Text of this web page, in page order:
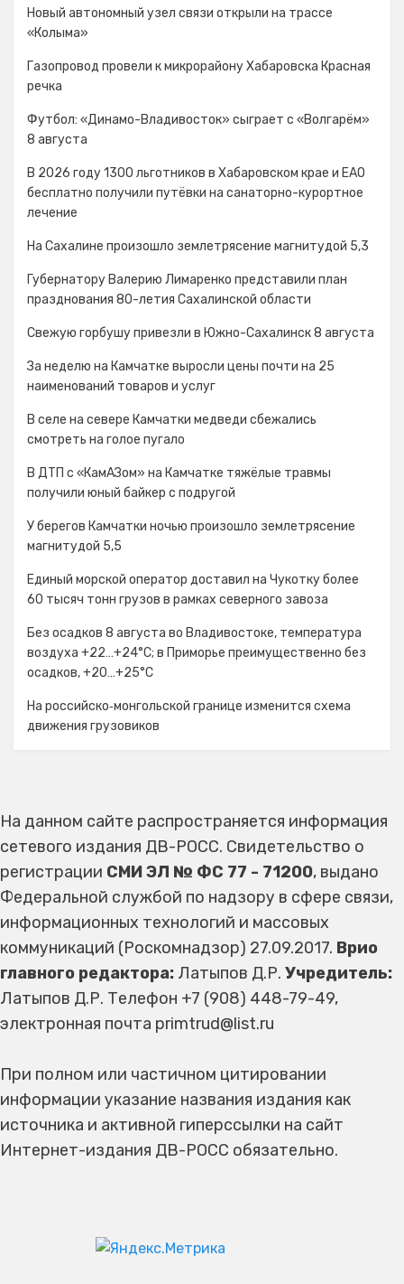
Новый автономный узел связи открыли на трассе
«Колыма»
Газопровод провели к микрорайону Хабаровска Красная
речка
Футбол: «Динамо-Владивосток» сыграет с «Волгарём»
8 августа
В 2026 году 1300 льготников в Хабаровском крае и ЕАО
бесплатно получили путёвки на санаторно-курортное
лечение
На Сахалине произошло землетрясение магнитудой 5,3
Губернатору Валерию Лимаренко представили план
празднования 80-летия Сахалинской области
Свежую горбушу привезли в Южно-Сахалинск 8 августа
За неделю на Камчатке выросли цены почти на 25
наименований товаров и услуг
В селе на севере Камчатки медведи сбежались
смотреть на голое пугало
В ДТП с «КамАЗом» на Камчатке тяжёлые травмы
получили юный байкер с подругой
У берегов Камчатки ночью произошло землетрясение
магнитудой 5,5
Единый морской оператор доставил на Чукотку более
60 тысяч тонн грузов в рамках северного завоза
Без осадков 8 августа во Владивостоке, температура
воздуха +22…+24°С; в Приморье преимущественно без
осадков, +20…+25°C
На российско‑монгольской границе изменится схема
движения грузовиков
На данном сайте распространяется информация
сетевого издания ДВ-РОСС. Свидетельство о
регистрации СМИ ЭЛ № ФС 77 - 71200, выдано
Федеральной службой по надзору в сфере связи,
информационных технологий и массовых
коммуникаций (Роскомнадзор) 27.09.2017. Врио
главного редактора: Латыпов Д.Р. Учредитель:
Латыпов Д.Р. Телефон +7 (908) 448-79-49,
электронная почта primtrud@list.ru
При полном или частичном цитировании
информации указание названия издания как
источника и активной гиперссылки на сайт
Интернет-издания ДВ-РОСС обязательно.